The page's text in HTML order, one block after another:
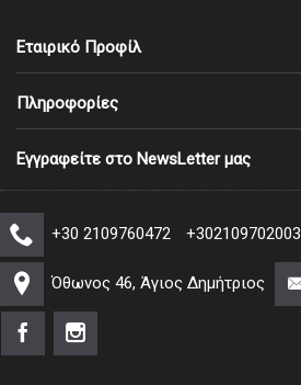
Εταιρικό Προφίλ
Πληροφορίες
Εγγραφείτε στο NewsLetter μας
+30 2109760472 +302109702003
Όθωνος 46, Άγιος Δημήτριος